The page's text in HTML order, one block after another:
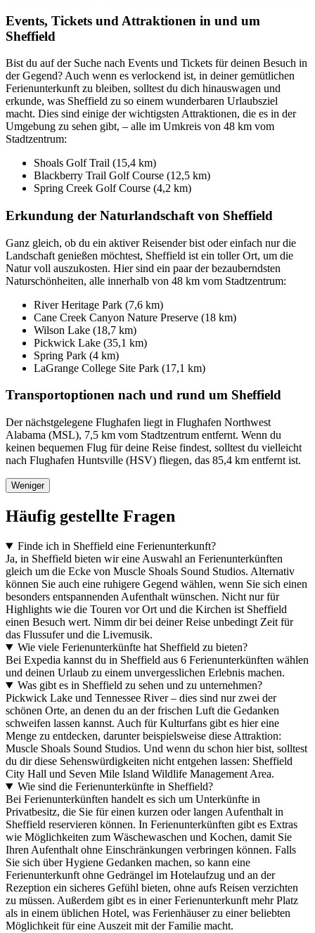
Events, Tickets und Attraktionen in und um
Sheffield
Bist du auf der Suche nach Events und Tickets für deinen Besuch in
der Gegend? Auch wenn es verlockend ist, in deiner gemütlichen
Ferienunterkunft zu bleiben, solltest du dich hinauswagen und
erkunde, was Sheffield zu so einem wunderbaren Urlaubsziel
macht. Dies sind einige der wichtigsten Attraktionen, die es in der
Umgebung zu sehen gibt, – alle im Umkreis von 48 km vom
Stadtzentrum:
Shoals Golf Trail (15,4 km)
Blackberry Trail Golf Course (12,5 km)
Spring Creek Golf Course (4,2 km)
Erkundung der Naturlandschaft von Sheffield
Ganz gleich, ob du ein aktiver Reisender bist oder einfach nur die
Landschaft genießen möchtest, Sheffield ist ein toller Ort, um die
Natur voll auszukosten. Hier sind ein paar der bezauberndsten
Naturschönheiten, alle innerhalb von 48 km vom Stadtzentrum:
River Heritage Park (7,6 km)
Cane Creek Canyon Nature Preserve (18 km)
Wilson Lake (18,7 km)
Pickwick Lake (35,1 km)
Spring Park (4 km)
LaGrange College Site Park (17,1 km)
Transportoptionen nach und rund um Sheffield
Der nächstgelegene Flughafen liegt in Flughafen Northwest
Alabama (MSL), 7,5 km vom Stadtzentrum entfernt. Wenn du
keinen bequemen Flug für deine Reise findest, solltest du vielleicht
nach Flughafen Huntsville (HSV) fliegen, das 85,4 km entfernt ist.
Weniger
Häufig gestellte Fragen
Finde ich in Sheffield eine Ferienunterkunft?
Ja, in Sheffield bieten wir eine Auswahl an Ferienunterkünften
gleich um die Ecke von Muscle Shoals Sound Studios. Alternativ
können Sie auch eine ruhigere Gegend wählen, wenn Sie sich einen
besonders entspannenden Aufenthalt wünschen. Nicht nur für
Highlights wie die Touren vor Ort und die Kirchen ist Sheffield
einen Besuch wert. Nimm dir bei deiner Reise unbedingt Zeit für
das Flussufer und die Livemusik.
Wie viele Ferienunterkünfte hat Sheffield zu bieten?
Bei Expedia kannst du in Sheffield aus 6 Ferienunterkünften wählen
und deinen Urlaub zu einem unvergesslichen Erlebnis machen.
Was gibt es in Sheffield zu sehen und zu unternehmen?
Pickwick Lake und Tennessee River – dies sind nur zwei der
schönen Orte, an denen du an der frischen Luft die Gedanken
schweifen lassen kannst. Auch für Kulturfans gibt es hier eine
Menge zu entdecken, darunter beispielsweise diese Attraktion:
Muscle Shoals Sound Studios. Und wenn du schon hier bist, solltest
du dir diese Sehenswürdigkeiten nicht entgehen lassen: Sheffield
City Hall und Seven Mile Island Wildlife Management Area.
Wie sind die Ferienunterkünfte in Sheffield?
Bei Ferienunterkünften handelt es sich um Unterkünfte in
Privatbesitz, die Sie für einen kurzen oder langen Aufenthalt in
Sheffield reservieren können. In Ferienunterkünften gibt es Extras
wie Möglichkeiten zum Wäschewaschen und Kochen, damit Sie
Ihren Aufenthalt ohne Einschränkungen verbringen können. Falls
Sie sich über Hygiene Gedanken machen, so kann eine
Ferienunterkunft ohne Gedrängel im Hotelaufzug und an der
Rezeption ein sicheres Gefühl bieten, ohne aufs Reisen verzichten
zu müssen. Außerdem gibt es in einer Ferienunterkunft mehr Platz
als in einem üblichen Hotel, was Ferienhäuser zu einer beliebten
Möglichkeit für eine Auszeit mit der Familie macht.